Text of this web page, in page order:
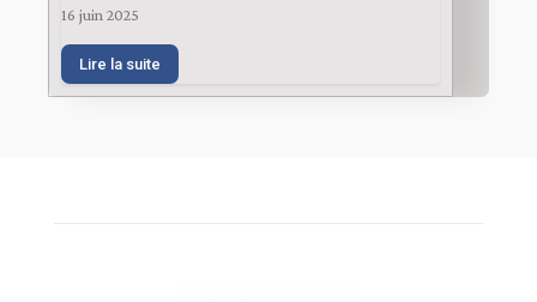
16 juin 2025
Lire la suite